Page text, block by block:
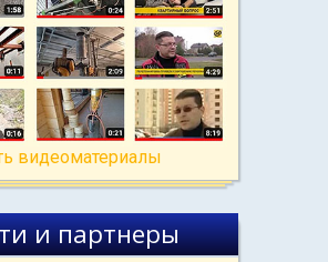
видеоматериалы
и партнеры